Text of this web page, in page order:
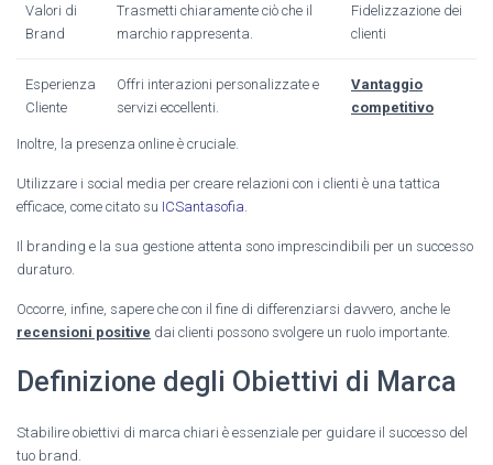
Valori di
Brand
Trasmetti chiaramente ciò che il
marchio rappresenta.
Fidelizzazione dei
clienti
Esperienza
Cliente
Offri interazioni personalizzate e
servizi eccellenti.
Vantaggio
competitivo
Inoltre, la presenza online è cruciale.
Utilizzare i social media per creare relazioni con i clienti è una tattica
efficace, come citato su ICSantasofia
Il branding e la sua gestione attenta sono imprescindibili per un successo
duraturo.
Occorre, infine, sapere che con il fine di differenziarsi davvero, anche le
recensioni positive dai clienti possono svolgere un ruolo importante.
Definizione degli Obiettivi di Marca
Stabilire obiettivi di marca chiari è essenziale per guidare il successo del
tuo brand.